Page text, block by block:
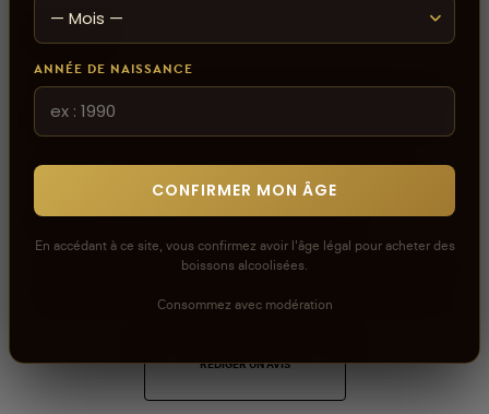
produit ou tout autre produit dans lacaveprive.com
Les avis que vous soumettez doivent respecter
notre politique de modération.
Voir la politique de modération de la CAVE
Connectez-vous pour donner votre opinion sur ce
RÉDIGER UN AVIS
ANNÉE DE NAISSANCE
CONFIRMER MON ÂGE
En accédant à ce site, vous confirmez avoir l'âge légal pour acheter des
boissons alcoolisées.
Consommez avec modération